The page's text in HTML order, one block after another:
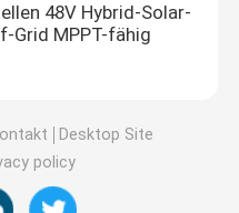
48V Hybrid-Solar-
Grid MPPT-fähig
Desktop Site
policy